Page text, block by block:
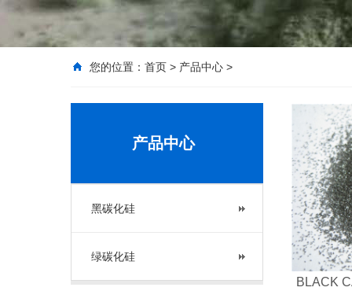
您的位置： 首页 > 产品中心 >
产品中心
黑碳化硅
绿碳化硅
BLACK